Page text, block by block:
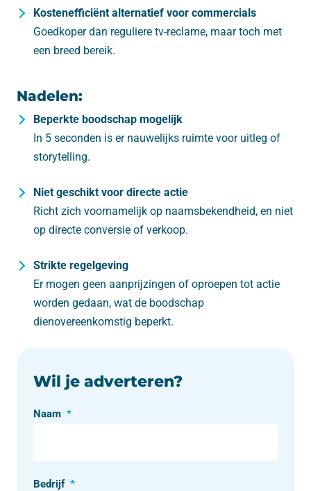
Kostenefficiënt alternatief voor commercials
Goedkoper dan reguliere tv-reclame, maar toch met
een breed bereik.
Nadelen:
Beperkte boodschap mogelijk
In 5 seconden is er nauwelijks ruimte voor uitleg of
storytelling.
Niet geschikt voor directe actie
Richt zich voornamelijk op naamsbekendheid, en niet
op directe conversie of verkoop.
Strikte regelgeving
Er mogen geen aanprijzingen of oproepen tot actie
worden gedaan, wat de boodschap
dienovereenkomstig beperkt.
Wil je adverteren?
Naam *
Bedrijf *